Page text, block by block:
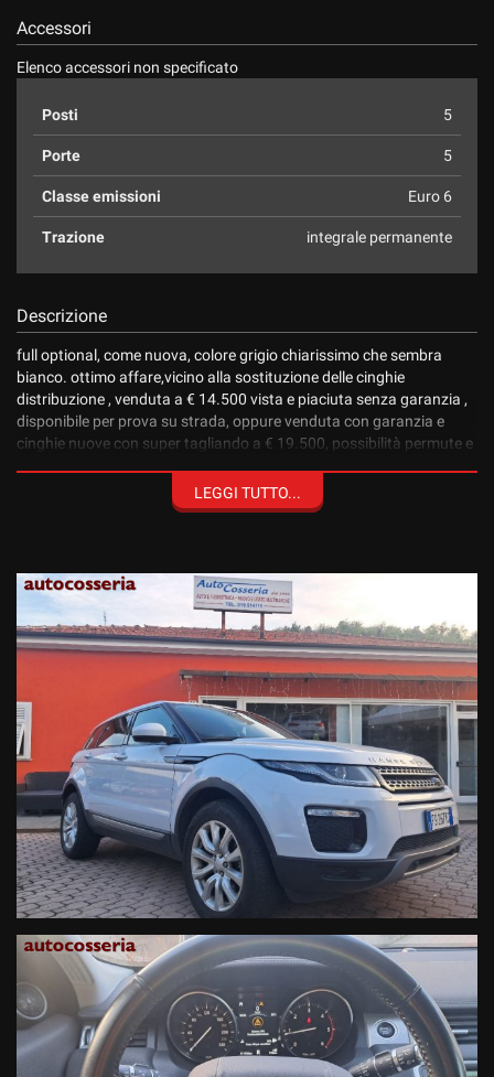
Accessori
Elenco accessori non specificato
Posti 5
Porte 5
Classe emissioni Euro 6
Trazione integrale permanente
Descrizione
full optional, come nuova, colore grigio chiarissimo che sembra
bianco. ottimo affare,vicino alla sostituzione delle cinghie
distribuzione , venduta a € 14.500 vista e piaciuta senza garanzia ,
disponibile per prova su strada, oppure venduta con garanzia e
cinghie nuove con super tagliando a € 19.500, possibilità permute e
LEGGI TUTTO...
cookie
impostazioni